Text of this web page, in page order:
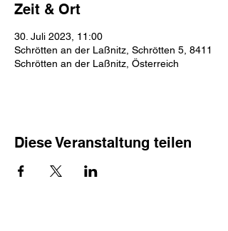
Zeit & Ort
30. Juli 2023, 11:00
Schrötten an der Laßnitz, Schrötten 5, 8411
Schrötten an der Laßnitz, Österreich
Diese Veranstaltung teilen